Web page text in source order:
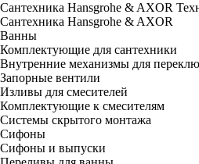
Сантехника Hansgrohe & AXOR
Сантехника Hansgrohe & AXOR
Ванны
Комплектующие для сантехники
Внутренние механизмы для
Запорные вентили
Изливы для смесителей
Комплектующие к смесителям
Системы скрытого монтажа
Сифоны
Сифоны и выпуски